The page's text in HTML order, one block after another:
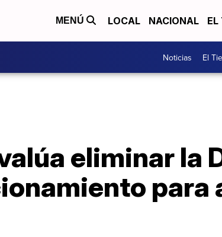
MENÚ LOCAL NACIONAL EL
Noticias El
eliminar la
para